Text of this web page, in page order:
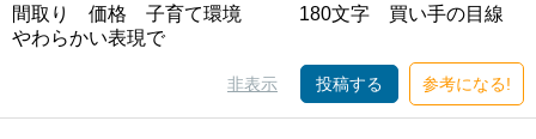
間取り 価格 子育て環境 180文字 買い手の目線
やわらかい表現で
非表示 投稿する 参考になる!